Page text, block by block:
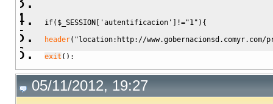
if( $_SESSION 'autentificacion' !="1" ) {
header( "location:http://
exit ( ) ;
}
05/11/2012, 19:27